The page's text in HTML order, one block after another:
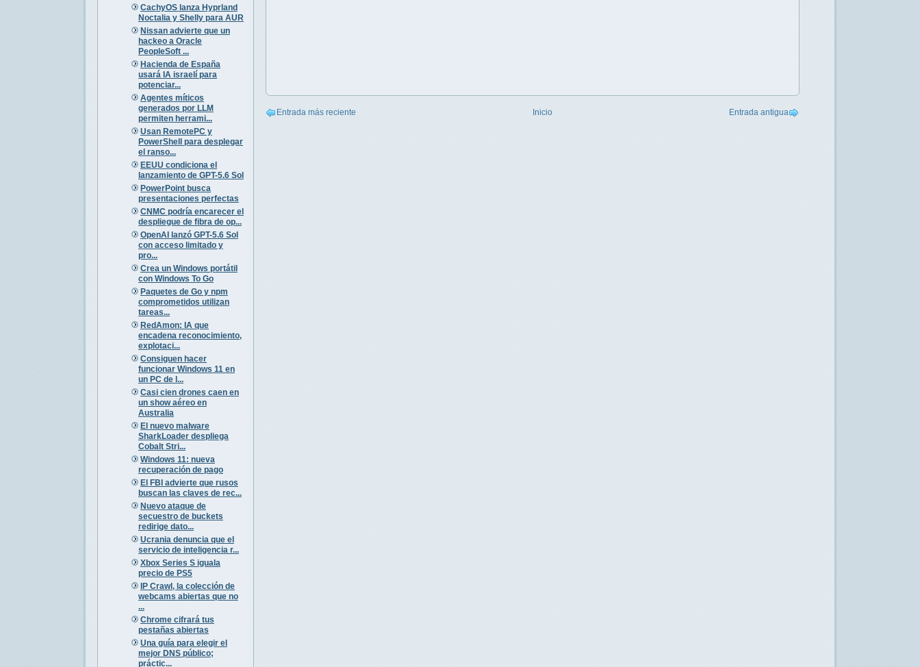
CachyOS lanza Hyprland
Noctalia y Shelly para AUR
Nissan advierte que un
hackeo a Oracle
PeopleSoft ...
Hacienda de España
usará IA israelí para
potenciar...
Agentes míticos
generados por LLM
permiten herrami...
Usan RemotePC y
PowerShell para desplegar
el ranso...
EEUU condiciona el
lanzamiento de GPT-5.6 Sol
PowerPoint busca
presentaciones perfectas
CNMC podría encarecer el
despliegue de fibra de op...
OpenAI lanzó GPT-5.6 Sol
con acceso limitado y
pro...
Crea un Windows portátil
con Windows To Go
Paquetes de Go y npm
comprometidos utilizan
tareas...
RedAmon: IA que
encadena reconocimiento,
explotaci...
Consiguen hacer
funcionar Windows 11 en
un PC de l...
Casi cien drones caen en
un show aéreo en
Australia
El nuevo malware
SharkLoader despliega
Cobalt Stri...
Windows 11: nueva
recuperación de pago
El FBI advierte que rusos
buscan las claves de rec...
Nuevo ataque de
secuestro de buckets
redirige dato...
Ucrania denuncia que el
servicio de inteligencia r...
Xbox Series S iguala
precio de PS5
IP Crawl, la colección de
webcams abiertas que no
...
Chrome cifrará tus
pestañas abiertas
Una guía para elegir el
mejor DNS público;
práctic...
Entrada más reciente Entrada antigua
Inicio